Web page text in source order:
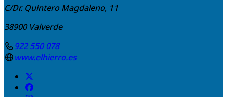
C/Dr. Quintero Magdaleno, 11
38900 Valverde
922 550 078
www.elhierro.es